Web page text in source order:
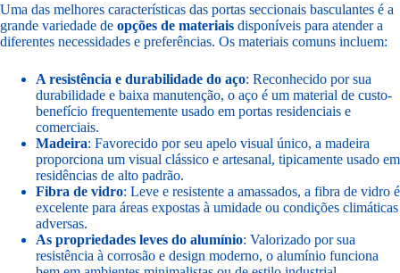
Uma das melhores características das portas seccionais basculantes é a
grande variedade de opções de materiais disponíveis para atender a
diferentes necessidades e preferências. Os materiais comuns incluem:
A resistência e durabilidade do aço: Reconhecido por sua
durabilidade e baixa manutenção, o aço é um material de custo-
benefício frequentemente usado em portas residenciais e
comerciais.
Madeira: Favorecido por seu apelo visual único, a madeira
proporciona um visual clássico e artesanal, tipicamente usado em
residências de alto padrão.
Fibra de vidro: Leve e resistente a amassados, a fibra de vidro é
excelente para áreas expostas à umidade ou condições climáticas
adversas.
As propriedades leves do alumínio: Valorizado por sua
resistência à corrosão e design moderno, o alumínio funciona